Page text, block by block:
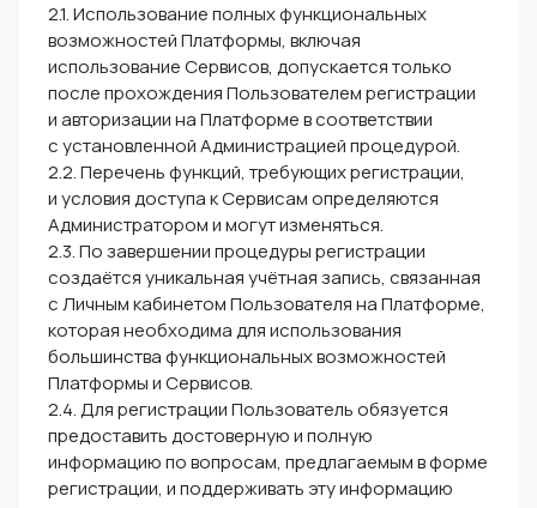
2.1. Использование полных функциональных
возможностей Платформы, включая
использование Сервисов, допускается только
после прохождения Пользователем регистрации
и авторизации на Платформе в соответствии
с установленной Администрацией процедурой.
2.2. Перечень функций, требующих регистрации,
и условия доступа к Сервисам определяются
Администратором и могут изменяться.
2.3. По завершении процедуры регистрации
создаётся уникальная учётная запись, связанная
с Личным кабинетом Пользователя на Платформе,
которая необходима для использования
большинства функциональных возможностей
Платформы и Сервисов.
2.4. Для регистрации Пользователь обязуется
предоставить достоверную и полную
информацию по вопросам, предлагаемым в форме
регистрации, и поддерживать эту информацию